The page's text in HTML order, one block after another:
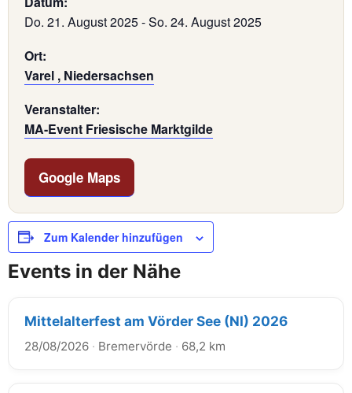
Do. 21. August 2025-So. 24. August 2025
Ort:
Varel , Niedersachsen
Veranstalter:
MA-Event Friesische Marktgilde
Google Maps
Zum Kalender hinzufügen
Events in der Nähe
Mittelalterfest am Vörder See (NI) 2026
28/08/2026 · Bremervörde · 68,2 km